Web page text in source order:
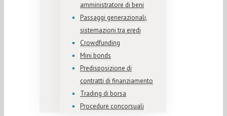
amministratore di beni
Passaggi generazionali,
sistemazioni tra eredi
Crowdfunding
Mini bonds
Predisposizione di
contratti di finanziamento
Trading di borsa
Procedure concorsuali